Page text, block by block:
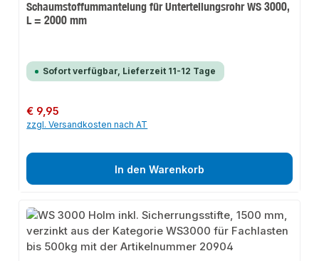
Schaumstoffummantelung für Unterteilungsrohr WS 3000,
L = 2000 mm
Sofort verfügbar, Lieferzeit 11-12 Tage
Regulärer Preis:
€ 9,95
zzgl. Versandkosten nach AT
In den Warenkorb